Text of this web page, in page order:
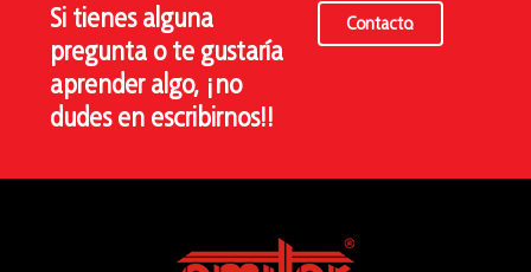
Si tienes alguna
pregunta o te gustaría
aprender algo, ¡no
dudes en escribirnos!!
Contacto.